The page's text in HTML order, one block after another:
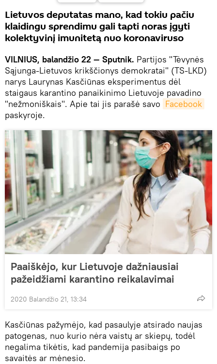
Lietuvos deputatas mano, kad tokiu pačiu
klaidingu sprendimu gali tapti noras įgyti
kolektyvinį imunitetą nuo koronaviruso
VILNIUS, balandžio 22 — Sputnik. Partijos "Tėvynės
Sąjunga-Lietuvos krikščionys demokratai" (TS-LKD)
narys Laurynas Kasčiūnas eksperimentus dėl
staigaus karantino panaikinimo Lietuvoje pavadino
"nežmoniškais". Apie tai jis parašė savo Facebook
paskyroje.
Paaiškėjo, kur Lietuvoje dažniausiai
pažeidžiami karantino reikalavimai
2020 Balandžio 21, 13:34
Kasčiūnas pažymėjo, kad pasaulyje atsirado naujas
patogenas, nuo kurio nėra vaistų ar skiepų, todėl
negalima tikėtis, kad pandemija pasibaigs po
savaitės ar mėnesio.